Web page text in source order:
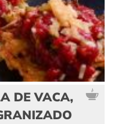
DE VACA,